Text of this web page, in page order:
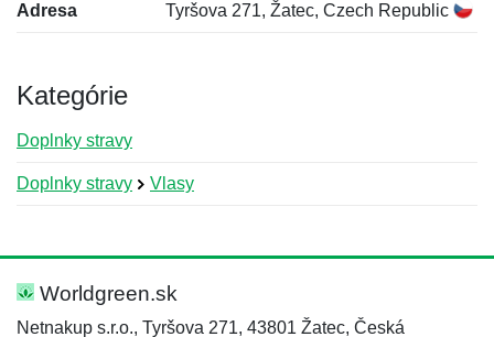
Adresa Tyršova 271, Žatec, Czech Republic
Kategórie
Doplnky stravy
Doplnky stravy Vlasy
Hodnotenie:
Meno:
Worldgreen.sk
Netnakup s.r.o., Tyršova 271, 43801 Žatec, Česká